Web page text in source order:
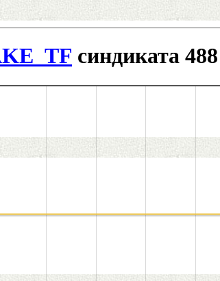
синдиката 488